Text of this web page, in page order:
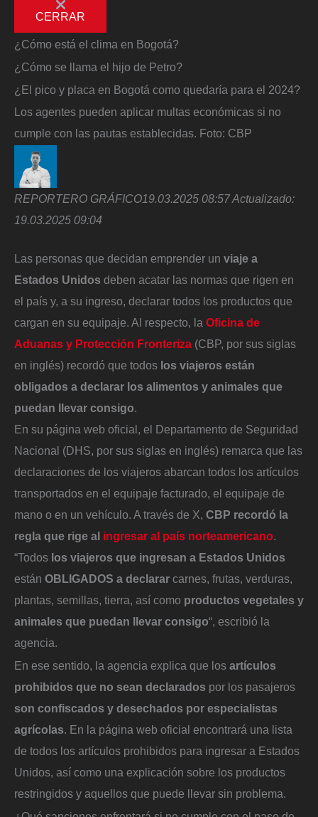
CERRAR
¿Cómo está el clima en Bogotá?
¿Cómo se llama el hijo de Petro?
¿El pico y placa en Bogotá como quedaría para el 2024?
Los agentes pueden aplicar multas económicas si no
cumple con las pautas establecidas. Foto: CBP
REPORTERO GRÁFICO19.03.2025 08:57Actualizado:
19.03.2025 09:04
Las personas que decidan emprender un viaje a
Estados Unidos deben acatar las normas que rigen en
el país y, a su ingreso, declarar todos los productos que
cargan en su equipaje. Al respecto, la Oficina de
Aduanas y Protección Fronteriza (CBP, por sus siglas
en inglés) recordó que todos los viajeros están
obligados a declarar los alimentos y animales que
puedan llevar consigo.
En su página web oficial, el Departamento de Seguridad
Nacional (DHS, por sus siglas en inglés) remarca que las
declaraciones de los viajeros abarcan todos los artículos
transportados en el equipaje facturado, el equipaje de
mano o en un vehículo. A través de X, CBP recordó la
regla que rige al ingresar al país norteamericano.
“Todos los viajeros que ingresan a Estados Unidos
están OBLIGADOS a declarar carnes, frutas, verduras,
plantas, semillas, tierra, así como productos vegetales y
animales que puedan llevar consigo“, escribió la
agencia.
En ese sentido, la agencia explica que los artículos
prohibidos que no sean declarados por los pasajeros
son confiscados y desechados por especialistas
agrícolas. En la página web oficial encontrará una lista
de todos los artículos prohibidos para ingresar a Estados
Unidos, así como una explicación sobre los productos
restringidos y aquellos que puede llevar sin problema.